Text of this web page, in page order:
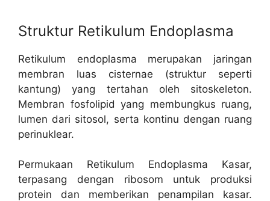
Struktur Retikulum Endoplasma
Retikulum endoplasma merupakan jaringan
membran luas cisternae (struktur seperti
kantung) yang tertahan oleh sitoskeleton.
Membran fosfolipid yang membungkus ruang,
lumen dari sitosol, serta kontinu dengan ruang
perinuklear.
Permukaan Retikulum Endoplasma Kasar,
terpasang dengan ribosom untuk produksi
protein dan memberikan penampilan kasar.